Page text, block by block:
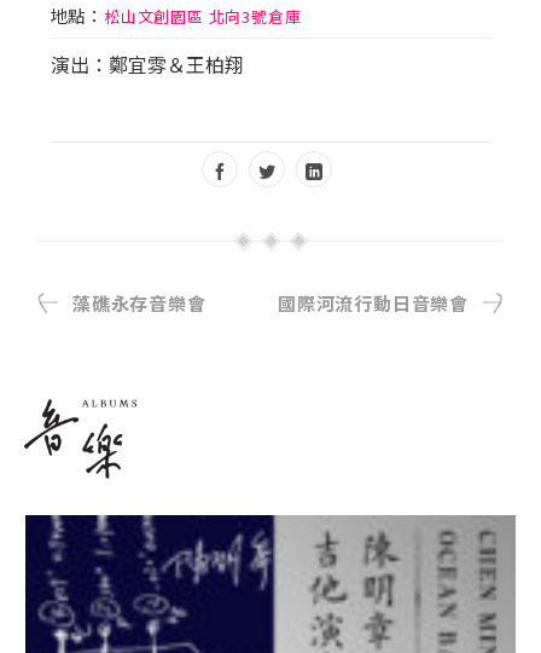
地點： 松山文創園區 北向3號倉庫
演出：鄭宜雰＆王柏翔
藻礁永存音樂會 國際河流行動日音樂會